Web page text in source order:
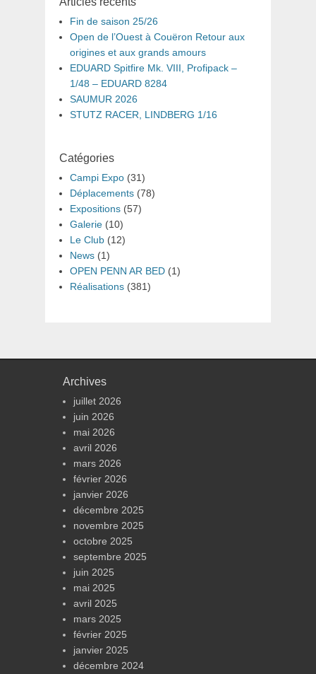
Fin de saison 25/26
Open de l’Ouest à Couëron Retour aux
origines et aux grands amours
EDUARD Spitfire Mk. VIII, Profipack –
1/48 – EDUARD 8284
SAUMUR 2026
STUTZ RACER, LINDBERG 1/16
Catégories
Campi Expo (31)
Déplacements (78)
Expositions (57)
Galerie (10)
Le Club (12)
News (1)
OPEN PENN AR BED (1)
Réalisations (381)
Archives
juillet 2026
juin 2026
mai 2026
avril 2026
mars 2026
février 2026
janvier 2026
décembre 2025
novembre 2025
octobre 2025
septembre 2025
juin 2025
mai 2025
avril 2025
mars 2025
février 2025
janvier 2025
décembre 2024